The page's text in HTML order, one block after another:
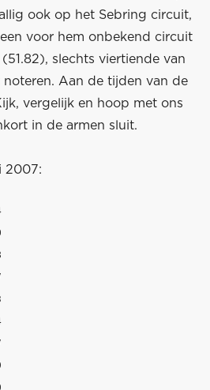
ook op het Sebring circuit,
voor hem onbekend circuit
slechts viertiende van
noteren. Aan de tijden van de
vergelijk en hoop met ons
in de armen sluit.
2007: